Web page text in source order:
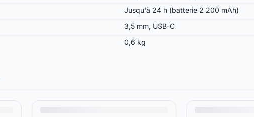
Jusqu'à 24 h (batterie 2 200 mAh)
3,5 mm, USB-C
0,6 kg